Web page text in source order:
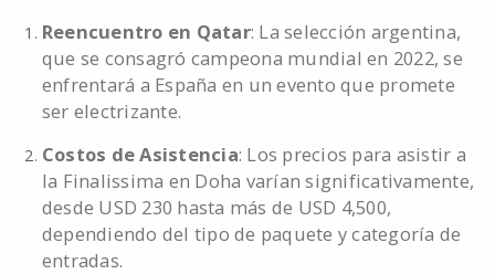
Reencuentro en Qatar: La selección argentina,
que se consagró campeona mundial en 2022, se
enfrentará a España en un evento que promete
ser electrizante.
Costos de Asistencia: Los precios para asistir a
la Finalissima en Doha varían significativamente,
desde USD 230 hasta más de USD 4,500,
dependiendo del tipo de paquete y categoría de
entradas.